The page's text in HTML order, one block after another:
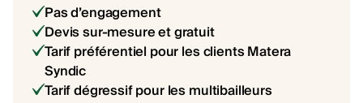
Pas d’engagement
Devis sur-mesure et gratuit
Tarif préférentiel pour les clients Matera
Syndic
Tarif dégressif pour les multibailleurs